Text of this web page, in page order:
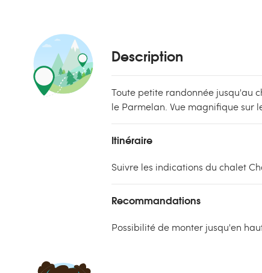
Description
Toute petite randonnée jusqu'au
le Parmelan. Vue magnifique sur
Itinéraire
Suivre les indications du chalet
Recommandations
Possibilité de monter jusqu'en